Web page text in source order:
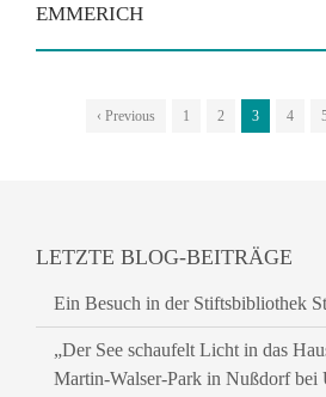
EMMERICH
‹ Previous 1 2 3 4
LETZTE BLOG-BEITRÄGE
Ein Besuch in der Stiftsbibliothek
„Der See schaufelt Licht in das
Martin-Walser-Park in Nußdorf bei